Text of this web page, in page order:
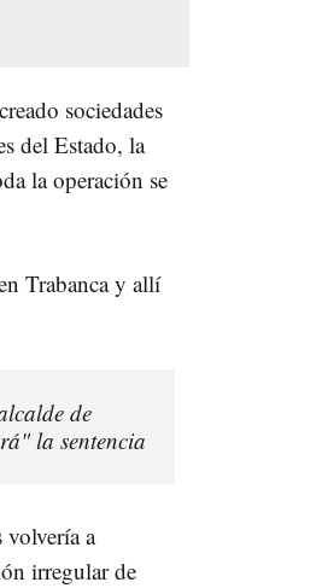
sociedades
del Estado, la
la operación se
Trabanca y allí
de
la sentencia
volvería a
irregular de